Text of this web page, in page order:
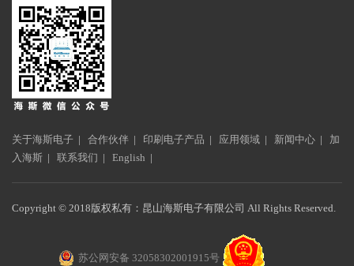
关于海斯电子 | 合作伙伴 | 印刷电子产品 | 应用领域 | 新闻中心 | 加
入海斯 | 联系我们 | English |
Copyright © 2018版权私有：昆山海斯电子有限公司 All Rights Reserved.
苏公网安备 32058302001915号